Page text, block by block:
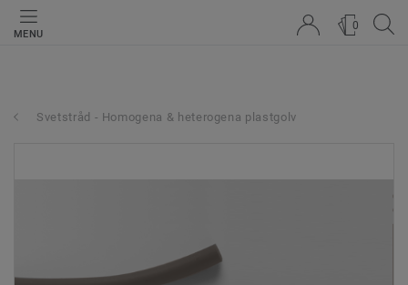
MENU
0
Svetstråd - Homogena & heterogena plastgolv